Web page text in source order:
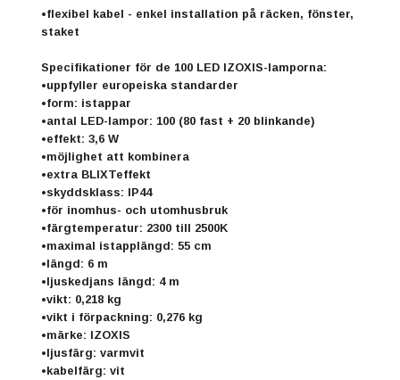
•flexibel kabel - enkel installation på räcken, fönster,
staket
Specifikationer för de 100 LED IZOXIS-lamporna:
•uppfyller europeiska standarder
•form: istappar
•antal LED-lampor: 100 (80 fast + 20 blinkande)
•effekt: 3,6 W
•möjlighet att kombinera
•extra BLIXTeffekt
•skyddsklass: IP44
•för inomhus- och utomhusbruk
•färgtemperatur: 2300 till 2500K
•maximal istapplängd: 55 cm
•längd: 6 m
•ljuskedjans längd: 4 m
•vikt: 0,218 kg
•vikt i förpackning: 0,276 kg
•märke: IZOXIS
•ljusfärg: varmvit
•kabelfärg: vit